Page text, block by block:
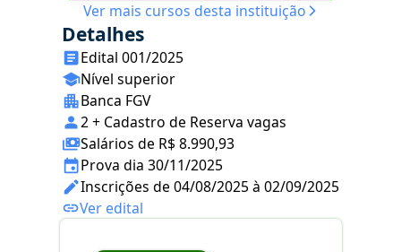
Ver mais cursos desta instituição
Detalhes
Edital 001/2025
Nível superior
Banca FGV
2 + Cadastro de Reserva vagas
Salários de R$ 8.990,93
Prova dia 30/11/2025
Inscrições de 04/08/2025 à 02/09/2025
Ver edital